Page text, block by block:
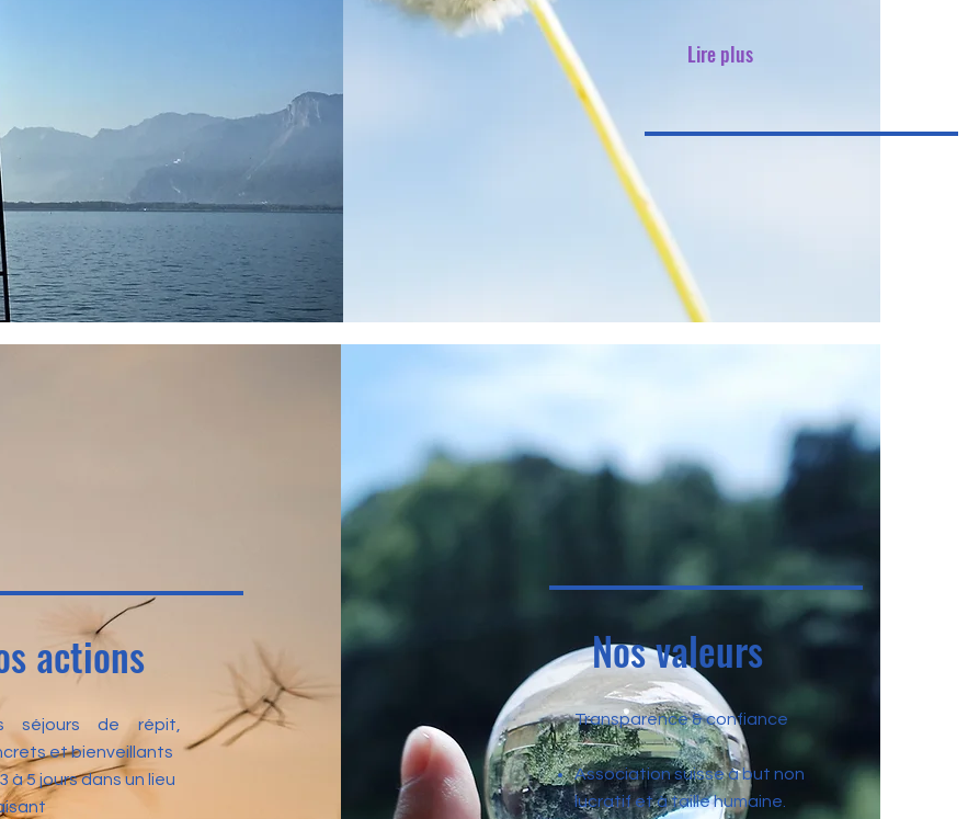
Lire plus
actions
séjours de répit,
et bienveillants
à 5 jours dans un lieu
Nos valeurs
Transparence & confiance
Association suisse à but non
lucratif et à taille humaine.